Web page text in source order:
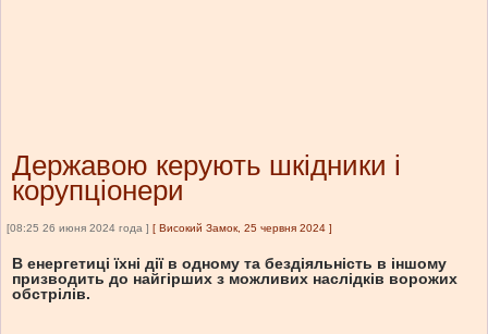
Державою керують шкідники і
корупціонери
[08:25 26 июня 2024 года ] [ Високий Замок, 25 червня 2024 ]
В енергетиці їхні дії в одному та бездіяльність в іншому
призводить до найгірших з можливих наслідків ворожих
обстрілів.